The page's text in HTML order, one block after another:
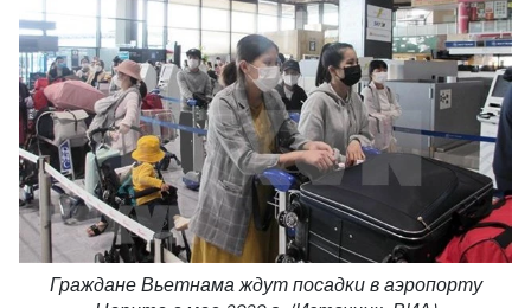
Граждане Вьетнама ждут посадки в аэропорту